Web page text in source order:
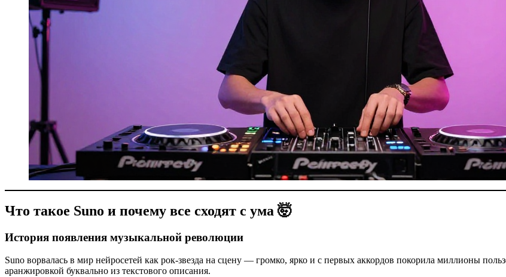
Что такое Suno и почему все сходят с ума 🤯
История появления музыкальной революции
Suno ворвалась в мир нейросетей как рок-звезда на сцену — громко, ярко и с первых аккордов покорила миллионы
аранжировкой буквально из текстового описания.